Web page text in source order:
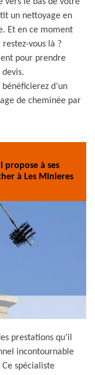
un nettoyage en
Et en ce moment
vous là ?
pour prendre
d’un
de cheminée par
propose à ses
à Les Minieres
prestations qu’il
incontournable
spécialiste